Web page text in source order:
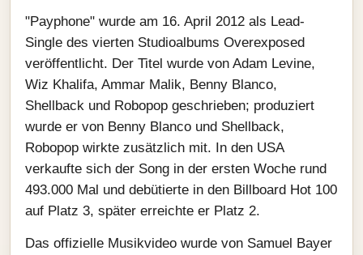
"Payphone" wurde am 16. April 2012 als Lead-
Single des vierten Studioalbums Overexposed
veröffentlicht. Der Titel wurde von Adam Levine,
Wiz Khalifa, Ammar Malik, Benny Blanco,
Shellback und Robopop geschrieben; produziert
wurde er von Benny Blanco und Shellback,
Robopop wirkte zusätzlich mit. In den USA
verkaufte sich der Song in der ersten Woche rund
493.000 Mal und debütierte in den Billboard Hot 100
auf Platz 3, später erreichte er Platz 2.
Das offizielle Musikvideo wurde von Samuel Bayer